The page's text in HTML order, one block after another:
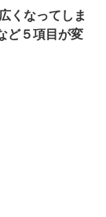
くなってしま
ど５項目が変